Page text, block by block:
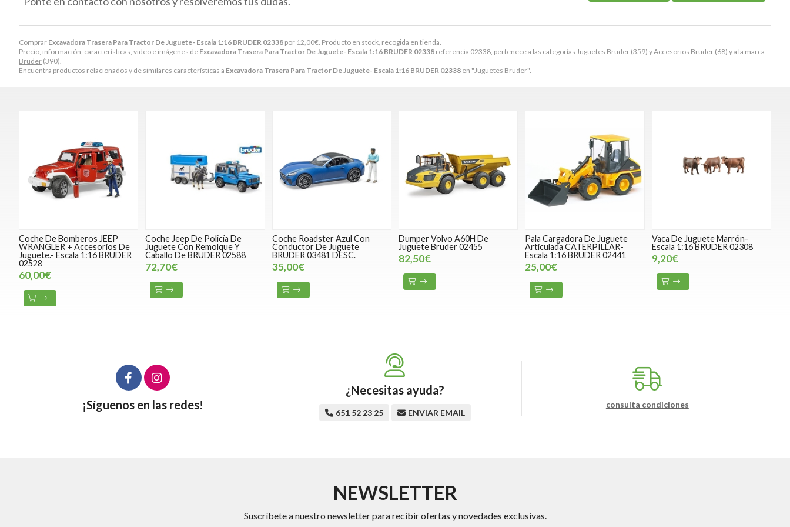
Comprar Excavadora Trasera Para Tractor De Juguete- Escala 1:16 BRUDER 02338 por 12,00€ . Producto en stock, recogida en tienda.
Precio, información, características, video e imágenes de Excavadora Trasera Para Tractor De Juguete- Escala 1:16 BRUDER 02338 referencia 02338, pertenece a las categorías Juguetes Bruder (359) yAccesorios Bruder (68) y a la marca
Bruder (390).
Encuentra productos relacionados y de similares características a Excavadora Trasera Para Tractor De Juguete- Escala 1:16 BRUDER 02338 en "Juguetes Bruder".
Coche De Bomberos JEEP
WRANGLER + Accesorios De
Juguete.- Escala 1:16 BRUDER
02528
60,00€
Coche Jeep De Policía De
Juguete Con Remolque Y
Caballo De BRUDER 02588
72,70€
Coche Roadster Azul Con
Conductor De Juguete
BRUDER 03481 DESC.
35,00€
Dumper Volvo A60H De
Juguete Bruder 02455
82,50€
Pala Cargadora De Juguete
Articulada CATERPILLAR-
Escala 1:16 BRUDER 02441
25,00€
Vaca De Juguete Marrón-
Escala 1:16 BRUDER 02308
9,20€
¡Síguenos en las redes!
¿Necesitas ayuda?
651 52 23 25 ENVIAR EMAIL
consulta condiciones
NEWSLETTER
Suscríbete a nuestro newsletter para recibir ofertas y novedades exclusivas.